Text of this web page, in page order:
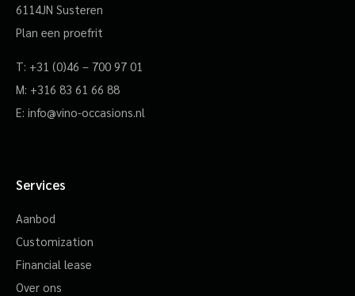
6114JN Susteren
Plan een proefrit
T: +31 (0)46 – 700 97 01
M: +316 83 61 66 88
E: info@vino-occasions.nl
Services
Aanbod
Customization
Financial lease
Over ons